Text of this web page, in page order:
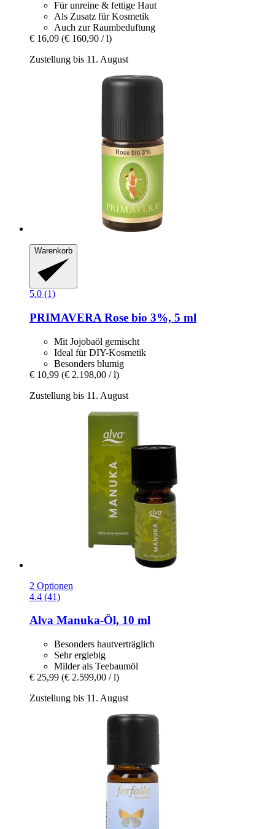
Für unreine & fettige Haut
Als Zusatz für Kosmetik
Auch zur Raumbeduftung
€ 16,09 (€ 160,90 / l)
Zustellung bis 11. August
Warenkorb
5.0 (1)
PRIMAVERA Rose bio 3%, 5 ml
Mit Jojobaöl gemischt
Ideal für DIY-Kosmetik
Besonders blumig
€ 10,99 (€ 2.198,00 / l)
Zustellung bis 11. August
2 Optionen
4.4 (41)
Alva Manuka-​Öl, 10 ml
Besonders hautverträglich
Sehr ergiebig
Milder als Teebaumöl
€ 25,99 (€ 2.599,00 / l)
Zustellung bis 11. August